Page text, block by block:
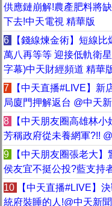
供應鏈崩解!農產肥料將
下去!中天電視 精華版
6
【錢線煉金術】短線
萬八再等等 迎接低軌衛
字幕)中天財經頻道 精華
7
【中天直播#LIVE】
局廈門押解返台 @中天
8
【中天朋友圈高雄林
芳稱政府從未養網軍?!!
9
【中天朋友圈張老大
侯友宜不挺公投?藍支持
10
【中天直播#LIVE】
統府裝睡的人!@中天新聞